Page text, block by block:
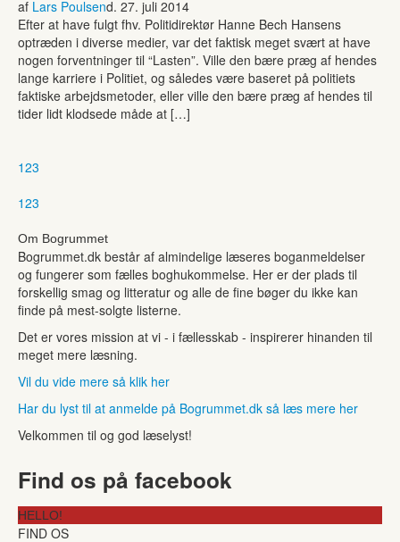
af Lars Poulsend. 27. juli 2014
Efter at have fulgt fhv. Politidirektør Hanne Bech Hansens
optræden i diverse medier, var det faktisk meget svært at have
nogen forventninger til “Lasten”. Ville den bære præg af hendes
lange karriere i Politiet, og således være baseret på politiets
faktiske arbejdsmetoder, eller ville den bære præg af hendes til
tider lidt klodsede måde at […]
123
123
Om Bogrummet
Bogrummet.dk består af almindelige læseres boganmeldelser
og fungerer som fælles boghukommelse. Her er der plads til
forskellig smag og litteratur og alle de fine bøger du ikke kan
finde på mest-solgte listerne.
Det er vores mission at vi - i fællesskab - inspirerer hinanden til
meget mere læsning.
Vil du vide mere så klik her
Har du lyst til at anmelde på Bogrummet.dk så læs mere her
Velkommen til og god læselyst!
Find os på facebook
HELLO!
FIND OS